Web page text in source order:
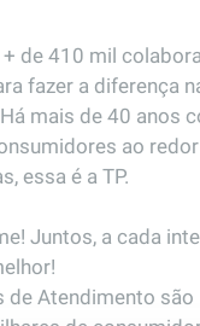
de 410 mil
fazer a diferença
mais de 40 anos
ao
essa é a TP.
Juntos, a cada
de Atendimento